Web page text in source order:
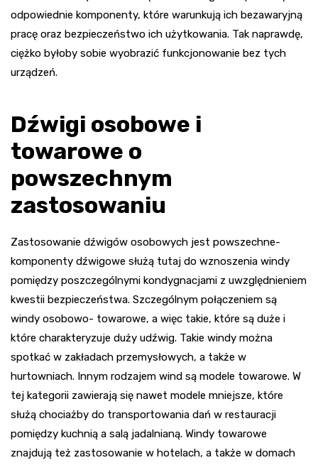
odpowiednie komponenty, które warunkują ich bezawaryjną
pracę oraz bezpieczeństwo ich użytkowania. Tak naprawdę,
ciężko byłoby sobie wyobrazić funkcjonowanie bez tych
urządzeń.
Dźwigi osobowe i
towarowe o
powszechnym
zastosowaniu
Zastosowanie dźwigów osobowych jest powszechne-
komponenty dźwigowe służą tutaj do wznoszenia windy
pomiędzy poszczególnymi kondygnacjami z uwzględnieniem
kwestii bezpieczeństwa. Szczególnym połączeniem są
windy osobowo- towarowe, a więc takie, które są duże i
które charakteryzuje duży udźwig. Takie windy można
spotkać w zakładach przemysłowych, a także w
hurtowniach. Innym rodzajem wind są modele towarowe. W
tej kategorii zawierają się nawet modele mniejsze, które
służą chociażby do transportowania dań w restauracji
pomiędzy kuchnią a salą jadalnianą. Windy towarowe
znajdują też zastosowanie w hotelach, a także w domach